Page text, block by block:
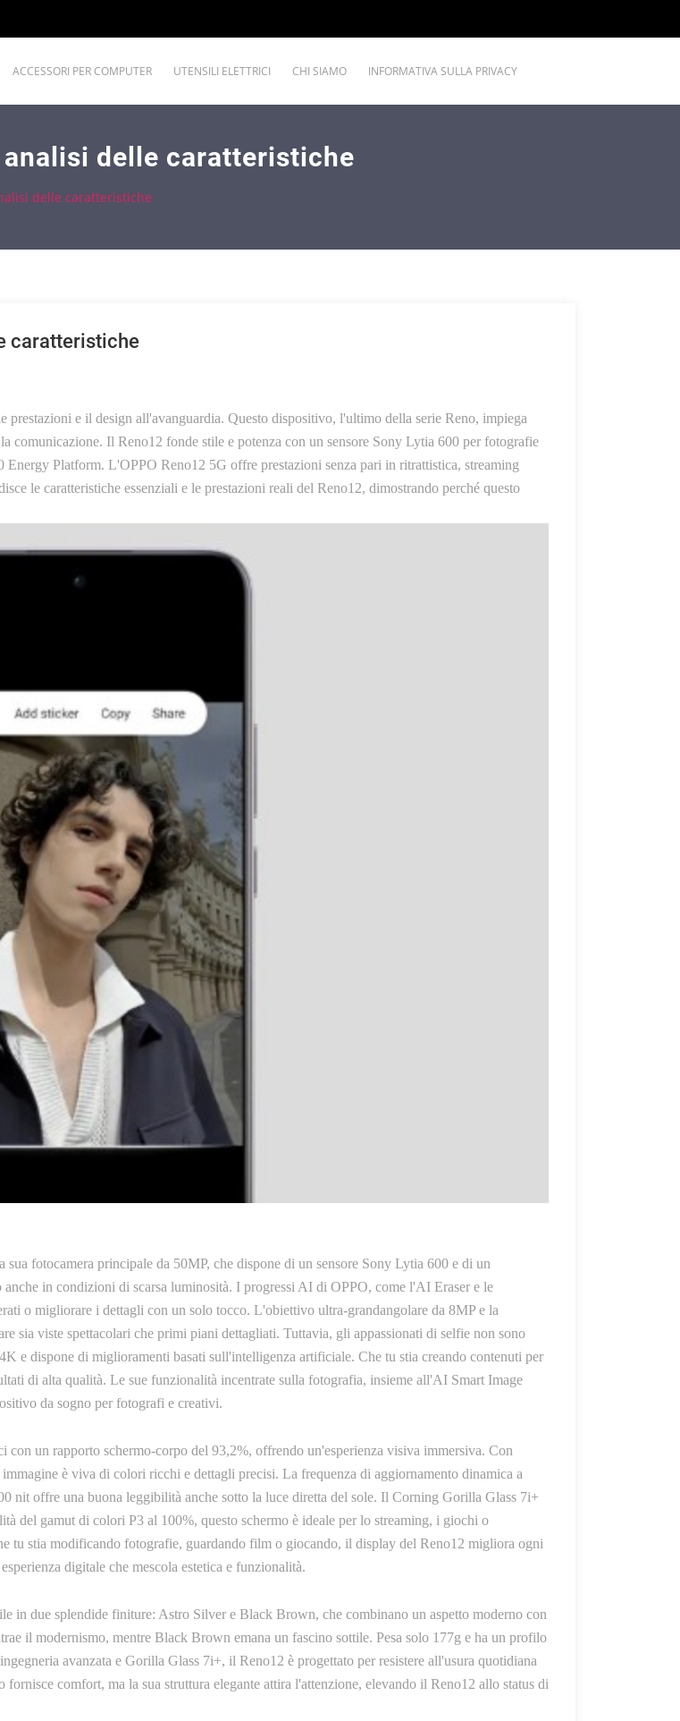
ACCESSORI PER COMPUTER UTENSILI ELETTRICI CHI SIAMO INFORMATIVA SULLA PRIVACY
analisi delle caratteristiche
delle caratteristiche
caratteristiche
e il design all'avanguardia. Questo dispositivo, l'ultimo della serie Reno, impiega
Il Reno12 fonde stile e potenza con un sensore Sony Lytia 600 per fotografie
Platform. L'OPPO Reno12 5G offre prestazioni senza pari in ritrattistica, streaming
le caratteristiche essenziali e le prestazioni reali del Reno12, dimostrando perché questo
fotocamera principale da 50MP, che dispone di un sensore Sony Lytia 600 e di un
in condizioni di scarsa luminosità. I progressi AI di OPPO, come l'AI Eraser e le
o migliorare i dettagli con un solo tocco. L'obiettivo ultra-grandangolare da 8MP e la
sia viste spettacolari che primi piani dettagliati. Tuttavia, gli appassionati di selfie non sono
e dispone di miglioramenti basati sull'intelligenza artificiale. Che tu stia creando contenuti per
di alta qualità. Le sue funzionalità incentrate sulla fotografia, insieme all'AI Smart Image
da sogno per fotografi e creativi.
un rapporto schermo-corpo del 93,2%, offrendo un'esperienza visiva immersiva. Con
è viva di colori ricchi e dettagli precisi. La frequenza di aggiornamento dinamica a
nit offre una buona leggibilità anche sotto la luce diretta del sole. Il Corning Gorilla Glass 7i+
del gamut di colori P3 al 100%, questo schermo è ideale per lo streaming, i giochi o
tu stia modificando fotografie, guardando film o giocando, il display del Reno12 migliora ogni
digitale che mescola estetica e funzionalità.
in due splendide finiture: Astro Silver e Black Brown, che combinano un aspetto moderno con
il modernismo, mentre Black Brown emana un fascino sottile. Pesa solo 177g e ha un profilo
avanzata e Gorilla Glass 7i+, il Reno12 è progettato per resistere all'usura quotidiana
comfort, ma la sua struttura elegante attira l'attenzione, elevando il Reno12 allo status di